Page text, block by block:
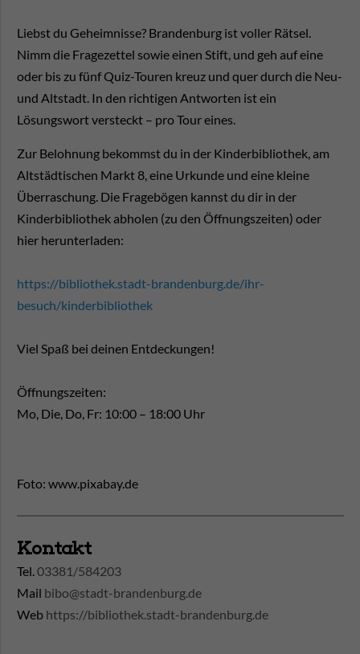
Liebst du Geheimnisse? Brandenburg ist voller Rätsel.
Nimm die Fragezettel sowie einen Stift, und geh auf eine
oder bis zu fünf Quiz-Touren kreuz und quer durch die Neu-
und Altstadt. In den richtigen Antworten ist ein
Lösungswort versteckt – pro Tour eines.
Zur Belohnung bekommst du in der Kinderbibliothek, am
Altstädtischen Markt 8, eine Urkunde und eine kleine
Überraschung. Die Fragebögen kannst du dir in der
Kinderbibliothek abholen (zu den Öffnungszeiten) oder
hier herunterladen:
https://bibliothek.stadt-brandenburg.de/ihr-
besuch/kinderbibliothek
Viel Spaß bei deinen Entdeckungen!
Öffnungszeiten:
Mo, Die, Do, Fr: 10:00 – 18:00 Uhr
Foto: www.pixabay.de
Kontakt
Tel. 03381/584203
Mail bibo@stadt-brandenburg.de
Web https://bibliothek.stadt-brandenburg.de